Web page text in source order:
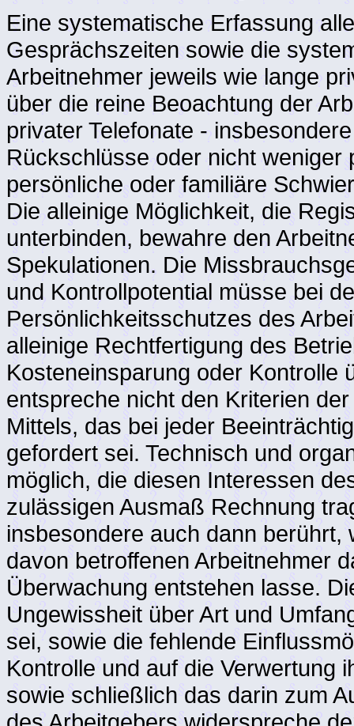
Eine systematische Erfassung
Gesprächszeiten sowie die
Arbeitnehmer jeweils wie lange
über die reine Beoachtung der
privater Telefonate -
Rückschlüsse oder nicht
persönliche oder familiäre
Die alleinige Möglichkeit, die
unterbinden, bewahre den
Spekulationen. Die
und Kontrollpotential müsse bei
Persönlichkeitsschutzes des
alleinige Rechtfertigung des
Kosteneinsparung oder Kontrolle
entspreche nicht den Kriterien
Mittels, das bei jeder
gefordert sei. Technisch und
möglich, die diesen Interessen
zulässigen Ausmaß Rechnung
insbesondere auch dann
davon betroffenen Arbeitnehmer
Überwachung entstehen lasse.
Ungewissheit über Art und
sei, sowie die fehlende
Kontrolle und auf die Verwertung
sowie schließlich das darin zum